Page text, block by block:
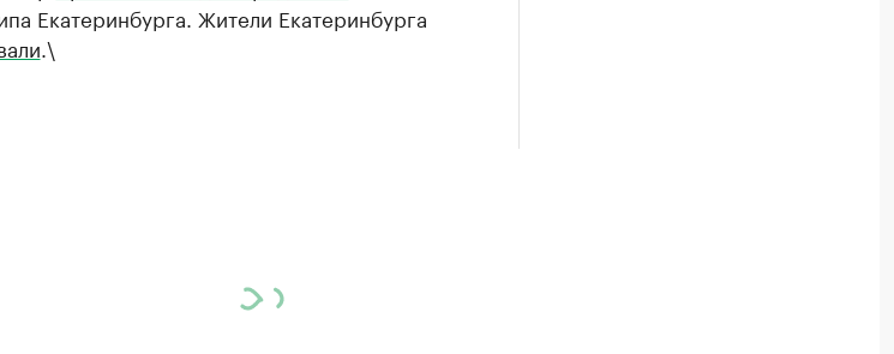
Екатеринбурга. Жители Екатеринбурга
.\